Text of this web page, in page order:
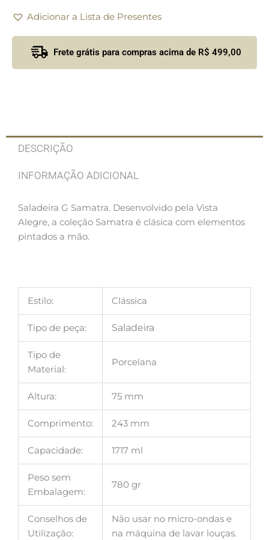
Adicionar a Lista de Presentes
Frete grátis para compras acima de R$ 499,00
DESCRIÇÃO
INFORMAÇÃO ADICIONAL
Saladeira G Samatra. Desenvolvido pela Vista
Alegre, a coleção Samatra é clásica com elementos
pintados a mão.
Estilo: Clássica
Tipo de peça: Saladeira
Tipo de
Material:
Porcelana
Altura: 75 mm
Comprimento: 243 mm
Capacidade: 1717 ml
Peso sem
Embalagem:
780 gr
Conselhos de
Utilização:
Não usar no micro-ondas e
na máquina de lavar louças.